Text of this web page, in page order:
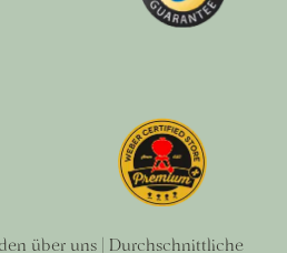
über uns | Durchschnittliche